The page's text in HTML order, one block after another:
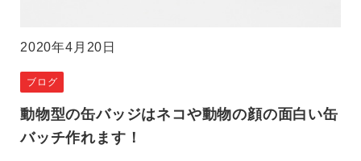
2020年4月20日
ブログ
動物型の缶バッジはネコや動物の顔の面白い缶
バッチ作れます！